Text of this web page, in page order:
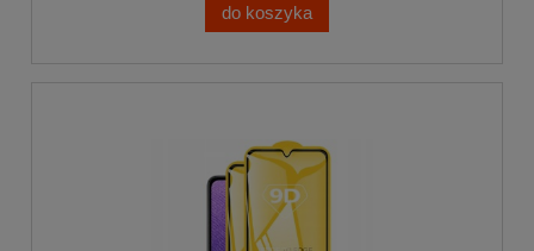
do koszyka